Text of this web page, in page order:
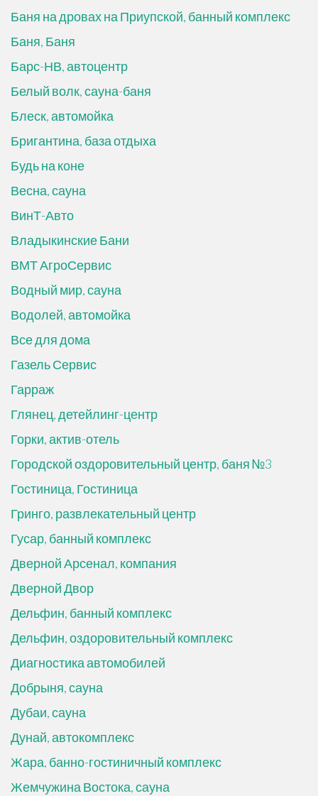
Баня на дровах на Приупской, банный комплекс
Баня, Баня
Барс-НВ, автоцентр
Белый волк, сауна-баня
Блеск, автомойка
Бригантина, база отдыха
Будь на коне
Весна, сауна
ВинТ-Авто
Владыкинские Бани
ВМТ АгроСервис
Водный мир, сауна
Водолей, автомойка
Все для дома
Газель Сервис
Гарраж
Глянец, детейлинг-центр
Горки, актив-отель
Городской оздоровительный центр, баня №3
Гостиница, Гостиница
Гринго, развлекательный центр
Гусар, банный комплекс
Дверной Арсенал, компания
Дверной Двор
Дельфин, банный комплекс
Дельфин, оздоровительный комплекс
Диагностика автомобилей
Добрыня, сауна
Дубаи, сауна
Дунай, автокомплекс
Жара, банно-гостиничный комплекс
Жемчужина Востока, сауна